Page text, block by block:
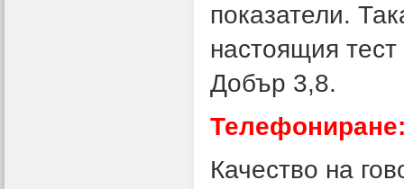
показатели.
настоящия
Добър 3,8.
Качество на